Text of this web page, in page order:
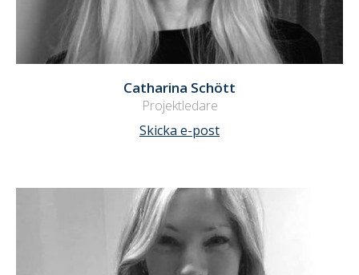
Catharina Schött
Projektledare
Skicka e-post